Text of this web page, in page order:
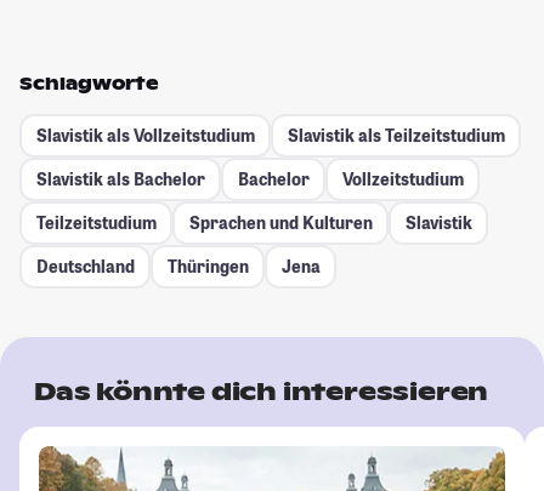
Schlagworte
Slavistik als Vollzeitstudium
Slavistik als Teilzeitstudium
Slavistik als Bachelor
Bachelor
Vollzeitstudium
Teilzeitstudium
Sprachen und Kulturen
Slavistik
Deutschland
Thüringen Jena
Das könnte dich interessieren